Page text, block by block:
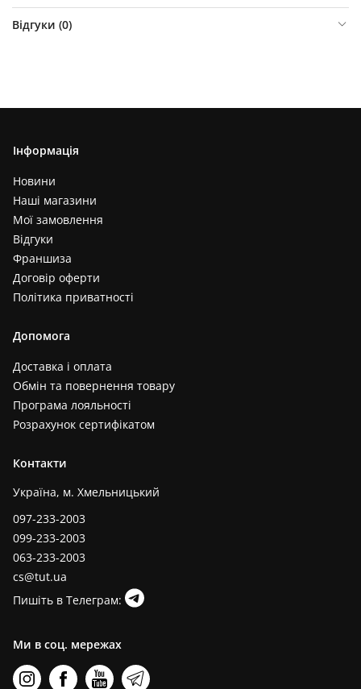
Відгуки (0)
Інформація
Новини
Наші магазини
Мої замовлення
Відгуки
Франшиза
Договір оферти
Політика приватності
Допомога
Доставка і оплата
Обмін та повернення товару
Програма лояльності
Розрахунок сертифікатом
Контакти
Україна, м. Хмельницький
097-233-2003
099-233-2003
063-233-2003
cs@tut.ua
Пишіть в Телеграм:
Ми в соц. мережах